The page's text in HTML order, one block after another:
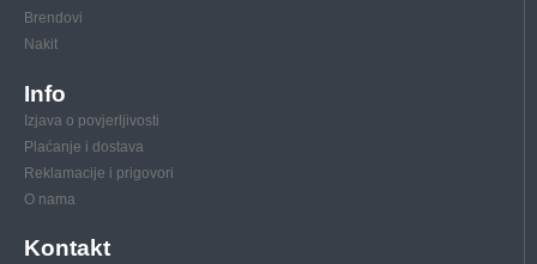
Brendovi
Nakit
Info
Izjava o povjerljivosti
Plaćanje i dostava
Reklamacije i prigovori
O nama
Kontakt